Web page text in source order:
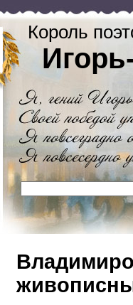
Король